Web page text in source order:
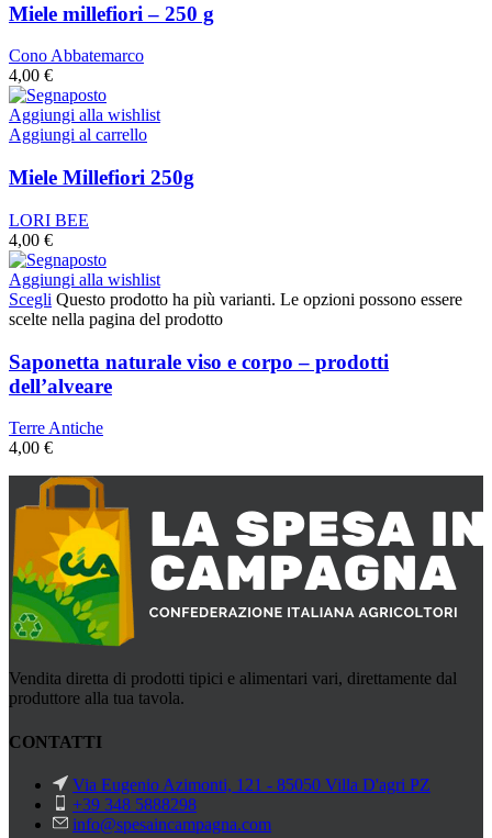
Miele millefiori – 250 g
Cono Abbatemarco
4,00 €
Aggiungi alla wishlist
Aggiungi al carrello
Miele Millefiori 250g
LORI BEE
4,00 €
Aggiungi alla wishlist
Scegli Questo prodotto ha più varianti. Le opzioni possono essere
scelte nella pagina del prodotto
Saponetta naturale viso e corpo – prodotti
dell’alveare
Terre Antiche
4,00 €
Vendita diretta di prodotti tipici e alimentari vari, direttamente dal
produttore alla tua tavola.
CONTATTI
Via Eugenio Azimonti, 121 - 85050 Villa D'agri PZ
+39 348 5888298
info@spesaincampagna.com